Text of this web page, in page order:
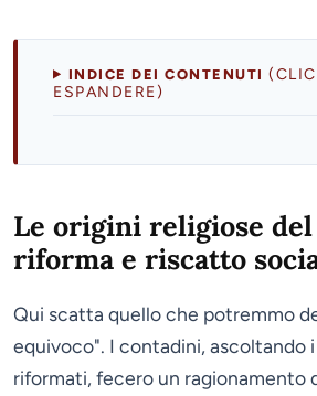
INDICE DEI CONTENUTI
ESPANDERE)
Le origini religiose
riforma e riscatto
Qui scatta quello che potremmo
equivoco". I contadini, ascoltando
riformati, fecero un ragionamento